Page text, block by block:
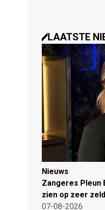
LAATSTE
Nieuws
Zangeres Pleun
zien op zeer
07-08-2026